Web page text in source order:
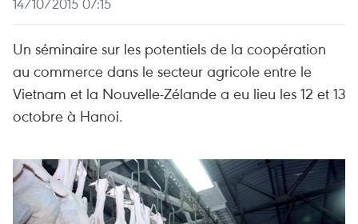
Un séminaire sur les potentiels de la coopération
au commerce dans le secteur agricole entre le
Vietnam et la Nouvelle-Zélande a eu lieu les 12 et 13
octobre à Hanoi.